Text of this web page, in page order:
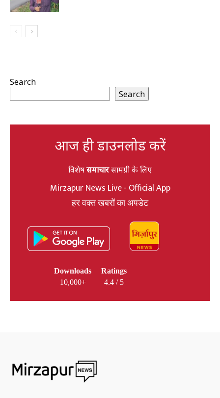
Search
Search
आज ही डाउनलोड करें
विशेषसमाचारसामग्री के लिए
Mirzapur News Live - Official App
हर वक्त खबरों का अपडेट
Downloads
10,000+
Ratings
4.4 / 5